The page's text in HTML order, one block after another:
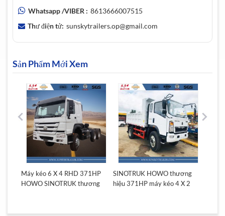
Whatsapp /VIBER : 8613666007515
Thư điện tử: sunskytrailers.op@gmail.com
Sản Phẩm Mới Xem
Máy kéo 6 X 4 RHD 371HP
HOWO SINOTRUK thương
SINOTRUK HOWO thương
hiệu 371HP máy kéo 4 X 2